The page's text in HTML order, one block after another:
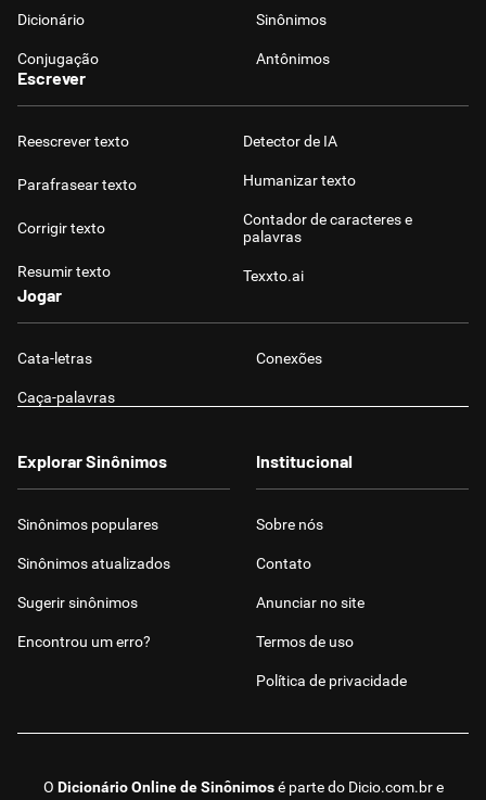
Dicionário Sinônimos
Conjugação Antônimos
Escrever
Reescrever texto
Parafrasear texto
Corrigir texto
Resumir texto
Detector de IA
Humanizar texto
Contador de caracteres e
palavras
Texxto.ai
Jogar
Cata-letras Conexões
Caça-palavras
O Dicionário Online de Sinônimosé parte do Dicio.com.bre
Explorar Sinônimos
Sinônimos populares
Sinônimos atualizados
Sugerir sinônimos
Encontrou um erro?
Institucional
Sobre nós
Contato
Anunciar no site
Termos de uso
Política de privacidade